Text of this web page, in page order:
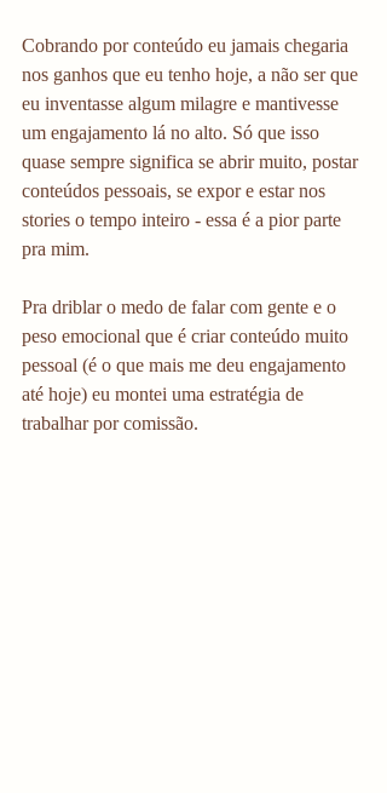
Cobrando por conteúdo eu jamais chegaria
nos ganhos que eu tenho hoje, a não ser que
eu inventasse algum milagre e mantivesse
um engajamento lá no alto. Só que isso
quase sempre significa se abrir muito, postar
conteúdos pessoais, se expor e estar nos
stories o tempo inteiro - essa é a pior parte
pra mim.
Pra driblar o medo de falar com gente e o
peso emocional que é criar conteúdo muito
pessoal (é o que mais me deu engajamento
até hoje) eu montei uma estratégia de
trabalhar por comissão.